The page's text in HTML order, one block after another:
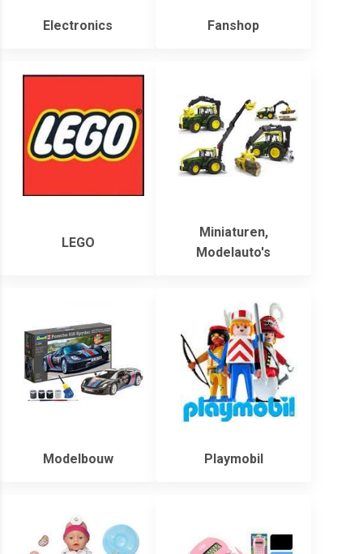
Electronics Fanshop
LEGO
Miniaturen,
Modelauto's
Modelbouw Playmobil